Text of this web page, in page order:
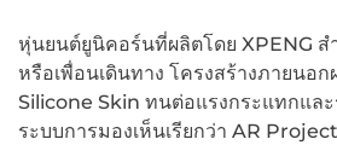
หุ่นยนต์ยูนิคอร์นที่ผลิตโดย XPENG ส
หรือเพื่อนเดินทาง โครงสร้างภายนอ
Silicone Skin ทนต่อแรงกระแทกแล
ระบบการมองเห็นเรียกว่า AR